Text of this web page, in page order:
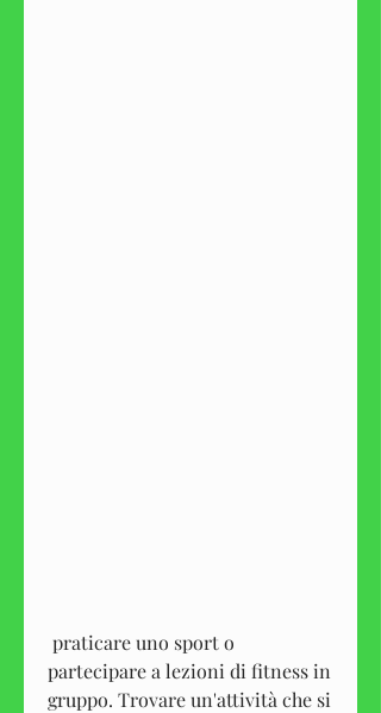
partecipare a lezioni di fitness in
gruppo. Trovare un'attività che si